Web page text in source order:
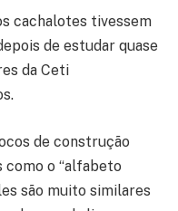
cachalotes tivessem
de estudar quase
da Ceti
de construção
como o “alfabeto
são muito similares